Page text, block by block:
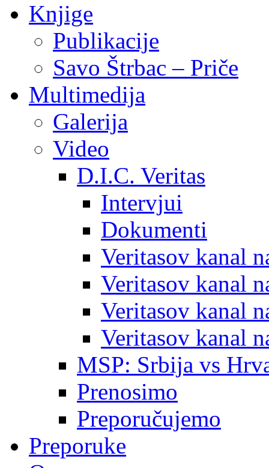
Knjige
Publikacije
Savo Štrbac – Priče
Multimedija
Galerija
Video
D.I.C. Veritas
Intervjui
Dokumenti
Veritasov kanal
Veritasov kanal
Veritasov kanal
Veritasov kanal
MSP: Srbija vs
Prenosimo
Preporučujemo
Preporuke